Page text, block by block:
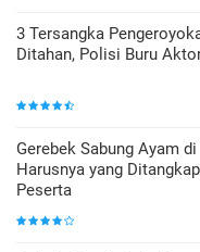
3 Tersangka
Ditahan, Polisi Buru
Gerebek Sabung Ayam
Harusnya yang
Peserta